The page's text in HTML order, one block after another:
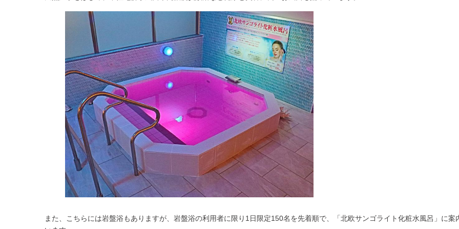
また、こちらには岩盤浴もありますが、岩盤浴の利用者に限り1日 限定150名を先着順で、「北欧サンゴライト化粧水風呂 」に案